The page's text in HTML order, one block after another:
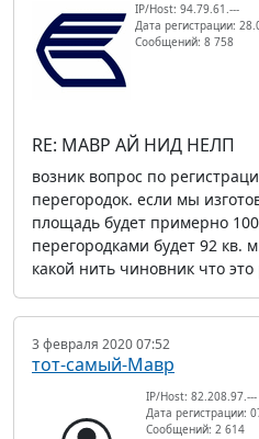
IP/Host: 94.79.61.---
Дата регистрации:
Сообщений: 8 758
RE: МАВР АЙ НИД НЕЛП
возник вопрос по
перегородок. если мы
площадь будет примерно
перегородками будет 92 кв.
какой нить чиновник что это
3 февраля 2020 07:52
тот-самый-Мавр
IP/Host: 82.208.97.---
Дата регистрации:
Сообщений: 2 614